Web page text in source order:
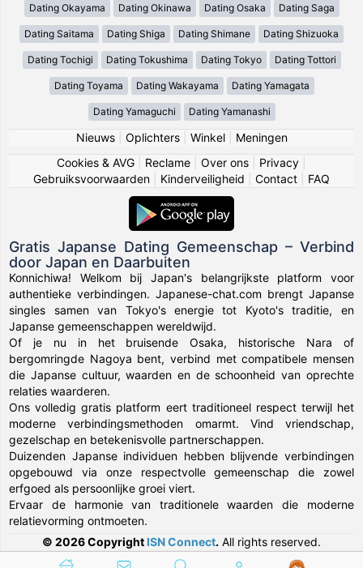
Dating Okayama Dating Okinawa Dating Osaka Dating Saga
Dating Saitama Dating Shiga Dating Shimane Dating Shizuoka
Dating Tochigi Dating Tokushima Dating Tokyo Dating Tottori
Dating Toyama Dating Wakayama Dating Yamagata
Dating Yamaguchi Dating Yamanashi
Nieuws| Oplichters| Winkel| Meningen
Cookies & AVG
Reclame Over ons Privacy
Gebruiksvoorwaarden
Kinderveiligheid Contact FAQ
Gratis Japanse Dating Gemeenschap – Verbind
door Japan en Daarbuiten
Konnichiwa! Welkom bij Japan's belangrijkste platform voor
authentieke verbindingen. Japanese-chat.com brengt Japanse
singles samen van Tokyo's energie tot Kyoto's traditie, en
Japanse gemeenschappen wereldwijd.
Of je nu in het bruisende Osaka, historische Nara of
bergomringde Nagoya bent, verbind met compatibele mensen
die Japanse cultuur, waarden en de schoonheid van oprechte
relaties waarderen.
Ons volledig gratis platform eert traditioneel respect terwijl het
moderne verbindingsmethoden omarmt. Vind vriendschap,
gezelschap en betekenisvolle partnerschappen.
Duizenden Japanse individuen hebben blijvende verbindingen
opgebouwd via onze respectvolle gemeenschap die zowel
erfgoed als persoonlijke groei viert.
Ervaar de harmonie van traditionele waarden die moderne
relatievorming ontmoeten.
© 2026 Copyright ISN Connect. All rights reserved.